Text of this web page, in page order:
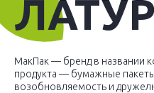
МакПак — бренд в названии
продукта — бумажные
возобновляемость и
Вы сможете
размер, ручку,
стоимость.